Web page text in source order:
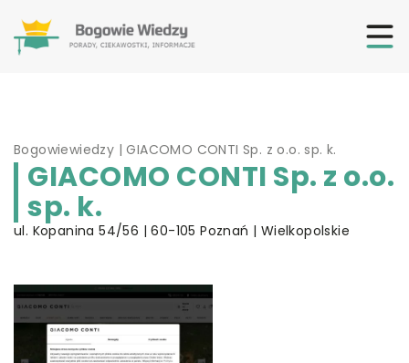
Bogowiewiedzy |GIACOMO CONTI Sp. z o.o. sp. k.
GIACOMO CONTI Sp. z o.o.
sp. k.
ul. Kopanina 54/56 | 60-105 Poznań | Wielkopolskie